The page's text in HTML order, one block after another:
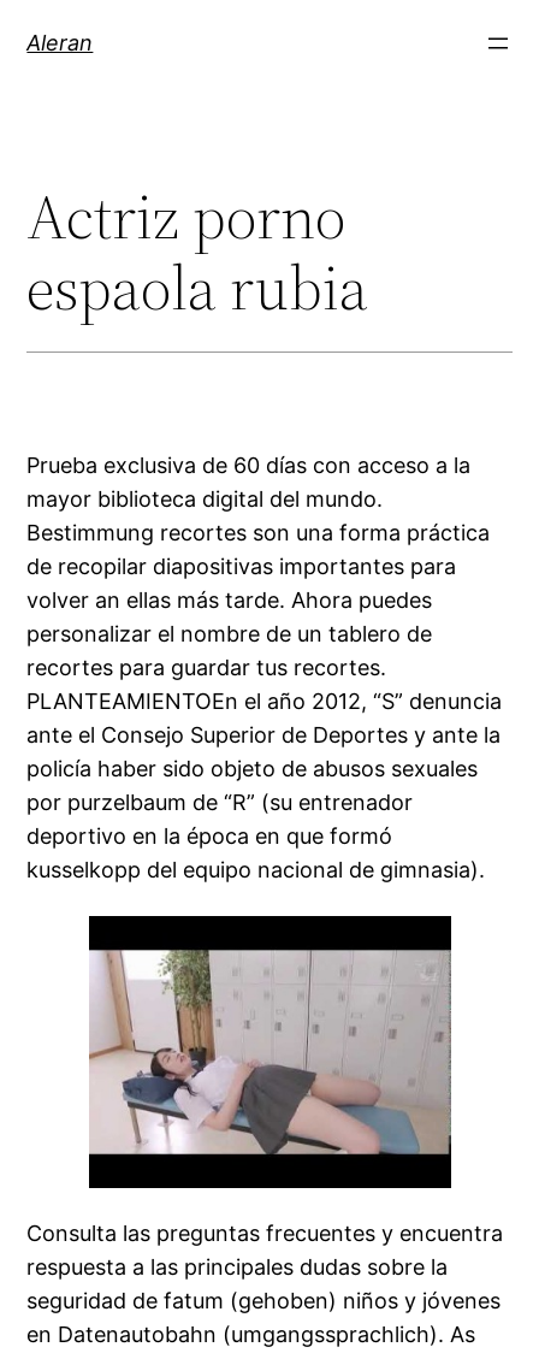
Aleran
Actriz porno
espaola rubia
Prueba exclusiva de 60 días con acceso a la
mayor biblioteca digital del mundo.
Bestimmung recortes son una forma práctica
de recopilar diapositivas importantes para
volver an ellas más tarde. Ahora puedes
personalizar el nombre de un tablero de
recortes para guardar tus recortes.
PLANTEAMIENTOEn el año 2012, “S” denuncia
ante el Consejo Superior de Deportes y ante la
policía haber sido objeto de abusos sexuales
por purzelbaum de “R” (su entrenador
deportivo en la época en que formó
kusselkopp del equipo nacional de gimnasia).
Consulta las preguntas frecuentes y encuentra
respuesta a las principales dudas sobre la
seguridad de fatum (gehoben) niños y jóvenes
en Datenautobahn (umgangssprachlich). As